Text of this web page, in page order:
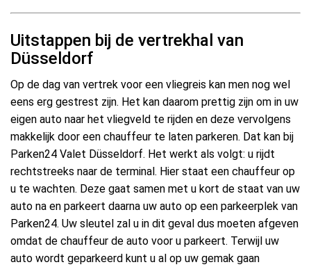
Uitstappen bij de vertrekhal van
Düsseldorf
Op de dag van vertrek voor een vliegreis kan men nog wel
eens erg gestrest zijn. Het kan daarom prettig zijn om in uw
eigen auto naar het vliegveld te rijden en deze vervolgens
makkelijk door een chauffeur te laten parkeren. Dat kan bij
Parken24 Valet Düsseldorf. Het werkt als volgt: u rijdt
rechtstreeks naar de terminal. Hier staat een chauffeur op
u te wachten. Deze gaat samen met u kort de staat van uw
auto na en parkeert daarna uw auto op een parkeerplek van
Parken24. Uw sleutel zal u in dit geval dus moeten afgeven
omdat de chauffeur de auto voor u parkeert. Terwijl uw
auto wordt geparkeerd kunt u al op uw gemak gaan